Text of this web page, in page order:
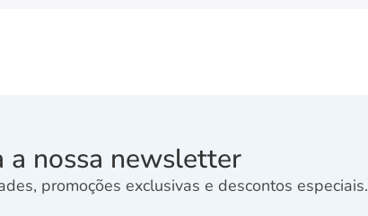
a nossa newsletter
promoções exclusivas e descontos especiais.